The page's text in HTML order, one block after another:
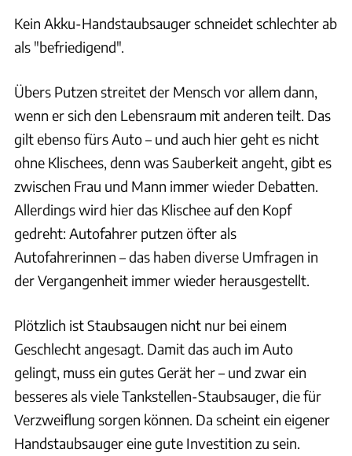
Kein Akku-Handstaubsauger schneidet schlechter ab
als "befriedigend".
Übers Putzen streitet der Mensch vor allem dann,
wenn er sich den Lebensraum mit anderen teilt. Das
gilt ebenso fürs Auto – und auch hier geht es nicht
ohne Klischees, denn was Sauberkeit angeht, gibt es
zwischen Frau und Mann immer wieder Debatten.
Allerdings wird hier das Klischee auf den Kopf
gedreht: Autofahrer putzen öfter als
Autofahrerinnen – das haben diverse Umfragen in
der Vergangenheit immer wieder herausgestellt.
Plötzlich ist Staubsaugen nicht nur bei einem
Geschlecht angesagt. Damit das auch im Auto
gelingt, muss ein gutes Gerät her – und zwar ein
besseres als viele Tankstellen-Staubsauger, die für
Verzweiflung sorgen können. Da scheint ein eigener
Handstaubsauger eine gute Investition zu sein.